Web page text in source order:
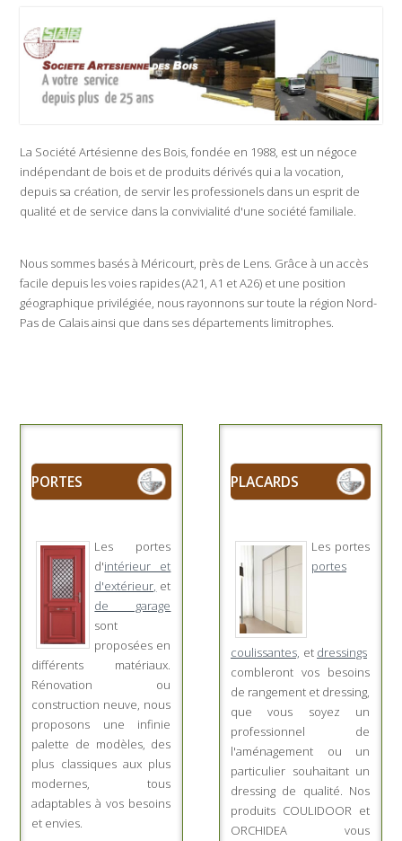
La Société Artésienne des Bois, fondée en 1988, est un négoce
indépendant de bois et de produits dérivés qui a la vocation,
depuis sa création, de servir les professionels dans un esprit de
qualité et de service dans la convivialité d'une société familiale.
Nous sommes basés à Méricourt, près de Lens. Grâce à un accès
facile depuis les voies rapides (A21, A1 et A26) et une position
géographique privilégiée, nous rayonnons sur toute la région Nord-
Pas de Calais ainsi que dans ses départements limitrophes.
PORTES
Les portes
d'intérieur et
d'extérieur, et
de garage
sont
proposées en
différents matériaux.
Rénovation ou
construction neuve, nous
proposons une infinie
palette de modèles, des
plus classiques aux plus
modernes, tous
adaptables à vos besoins
et envies.
PLACARDS
Les portes
portes
coulissantes, et dressings
combleront vos besoins
de rangement et dressing,
que vous soyez un
professionnel de
l'aménagement ou un
particulier souhaitant un
dressing de qualité. Nos
produits COULIDOOR et
ORCHIDEA vous